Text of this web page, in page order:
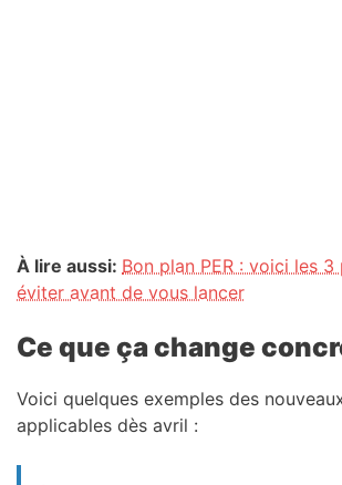
À lire aussi: Bon plan PER : voici les 3
éviter avant de vous lancer
Ce que ça change
Voici quelques exemples des
applicables dès avril :